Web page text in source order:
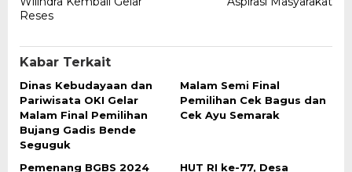
Reses
Kabar Terkait
Dinas Kebudayaan dan
Pariwisata OKI Gelar
Malam Final Pemilihan
Bujang Gadis Bende
Seguguk
Malam Semi Final
Pemilihan Cek Bagus dan
Cek Ayu Semarak
Pemenang BGBS 2024
HUT RI ke-77, Desa